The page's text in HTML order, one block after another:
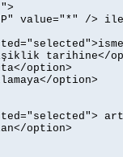
value="*" />
tarihine</
option>
option>
option>